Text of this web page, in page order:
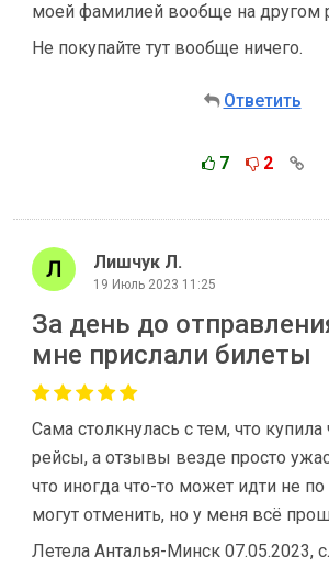
моей фамилией вообще на другом
Не покупайте тут вообще ничего.
Ответить
7 2
Лишчук Л.
19 Июль 2023 11:25
За день до
мне прислали билеты
Cама столкнулась с тем, что
рейсы, а отзывы везде просто
что иногда что-то может идти не
могут отменить, но у меня всё
Летела Анталья-Минск 07.05.2023,